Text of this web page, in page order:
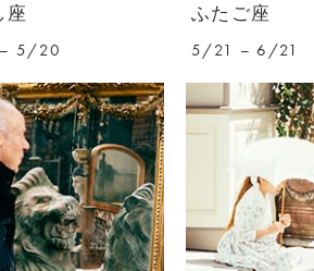
座
5/20
ふたご座
5/21 – 6/21